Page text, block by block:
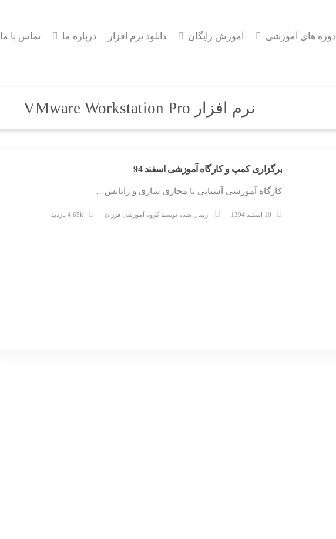
دوره های آموزشی آموزش رایگان دانلود نرم افزار درباره ما تماس با ما
نرم افزار VMware Workstation Pro
برگزاری کمپ و کارگاه آموزشی اسفند 94
کارگاه آموزشی آشنایی با مجازی سازی و رایانش…
10 اسفند 1394 ارسال شده توسط گروه آموزشی فرزان